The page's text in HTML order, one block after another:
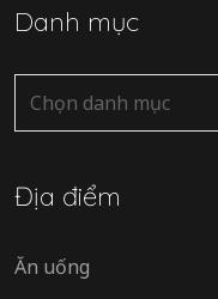
Danh mục
Danh
mục
Địa điểm
Ăn uống